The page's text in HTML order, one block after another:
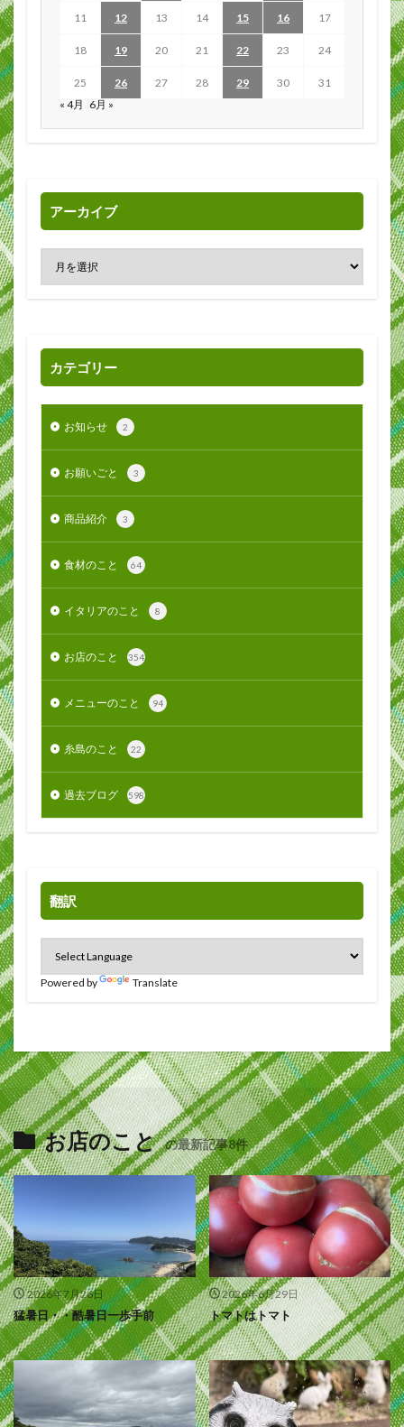
11 12 13 14 15 16 17
18 19 20 21 22 23 24
25 26 27 28 29 30
31
« 4月 6月 »
アーカイブ
カテゴリー
お知らせ 2
お願いごと 3
商品紹介 3
食材のこと 64
イタリアのこと 8
お店のこと 354
メニューのこと 94
糸島のこと 22
過去ブログ 598
翻訳
Powered by Translate
お店のこと の最新記事8件
2026年7月26日
猛暑日・・酷暑日一歩手前
2026年6月29日
トマトはトマト